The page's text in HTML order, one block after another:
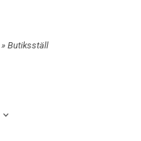
» Butiksställ